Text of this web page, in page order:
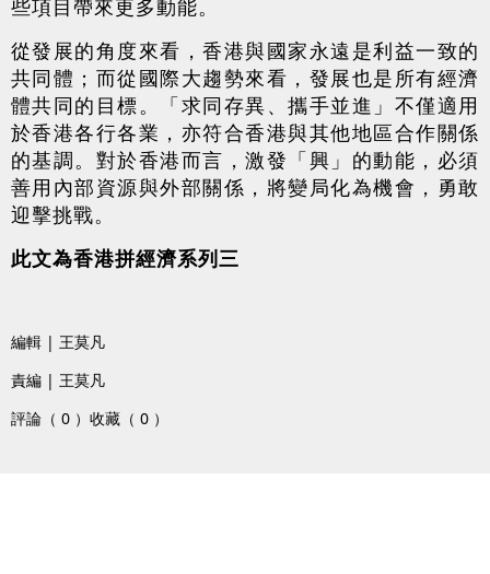
些項目帶來更多動能。
從發展的角度來看，香港與國家永遠是利益一致的
共同體；而從國際大趨勢來看，發展也是所有經濟
體共同的目標。「求同存異、攜手並進」不僅適用
於香港各行各業，亦符合香港與其他地區合作關係
的基調。對於香港而言，激發「興」的動能，必須
善用內部資源與外部關係，將變局化為機會，勇敢
迎擊挑戰。
此文為香港拼經濟系列三
編輯 | 王莫凡
責編 | 王莫凡
評論（ 0 ） 收藏（ 0 ）